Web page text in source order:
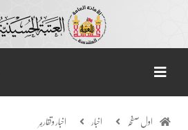
اول صفحہ اخبار اخبار وتقارير